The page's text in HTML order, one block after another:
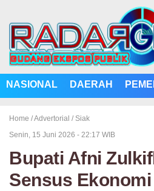
NASIONAL DAERAH
Home /Advertorial / Siak
Senin, 15 Juni 2026 - 22:17 WIB
Bupati Afni
Sensus Ekonomi